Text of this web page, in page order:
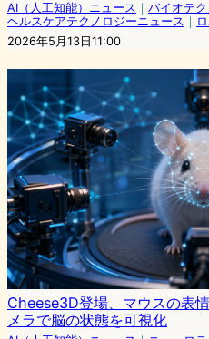
AI（人工知能）ニュース ｜ バイオテ
ヘルスケアテクノロジーニュース ｜
2026年5月13日11:00
Cheese3D登場、マウスの表
メラで脳の状態を可視化